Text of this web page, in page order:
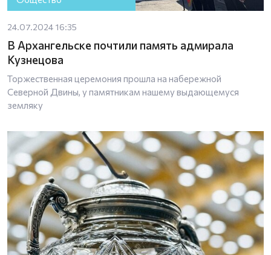
24.07.2024 16:35
В Архангельске почтили память адмирала
Кузнецова
Торжественная церемония прошла на набережной
Северной Двины, у памятникам нашему выдающемуся
земляку